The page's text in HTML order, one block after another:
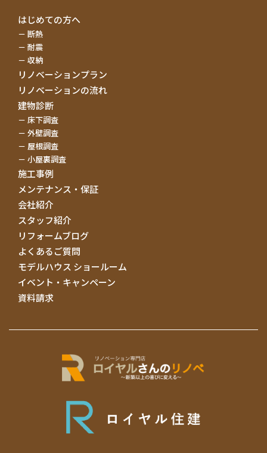
はじめての方へ
断熱
耐震
収納
リノベーションプラン
リノベーションの流れ
建物診断
床下調査
外壁調査
屋根調査
小屋裏調査
施工事例
メンテナンス・保証
会社紹介
スタッフ紹介
リフォームブログ
よくあるご質問
モデルハウス ショールーム
イベント・キャンペーン
資料請求